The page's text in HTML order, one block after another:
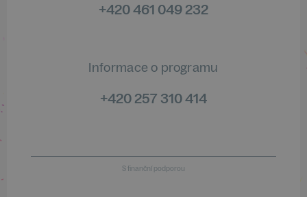
+420 461 049 232
Informace o programu
+420 257 310 414
S finanční podporou